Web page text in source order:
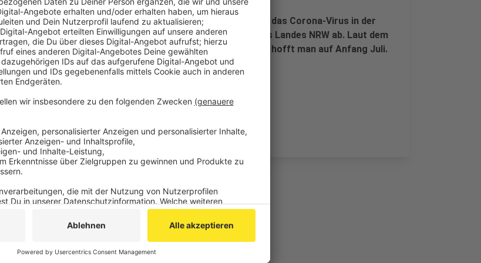
Aktuell ist noch nicht sicher, wann es neuen Impfstoff gegen das Corona-Virus in der
StädteRegion geben wird. Das hängt von den Lieferungen des Landes NRW ab. Laut dem
Gesundheitsdezernenten der StädteRegion, Michael Ziemos, hofft man auf Anfang Juli.
Veröffentlicht: Montag, 14.06.2021 16:03
Anzeige